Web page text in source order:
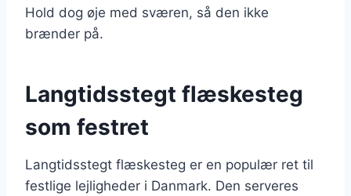
Hold dog øje med sværen, så den ikke
brænder på.
Langtidsstegt flæskesteg
som festret
Langtidsstegt flæskesteg er en populær ret til
festlige lejligheder i Danmark. Den serveres